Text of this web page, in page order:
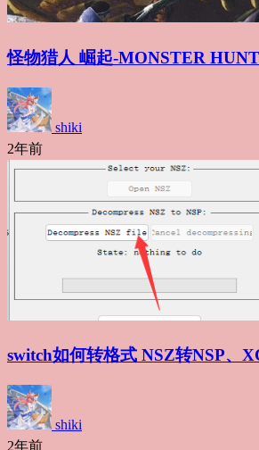
怪物猎人 崛起-MONSTER
shiki
2年前
switch如何转格式 NSZ转NSP、
shiki
2年前